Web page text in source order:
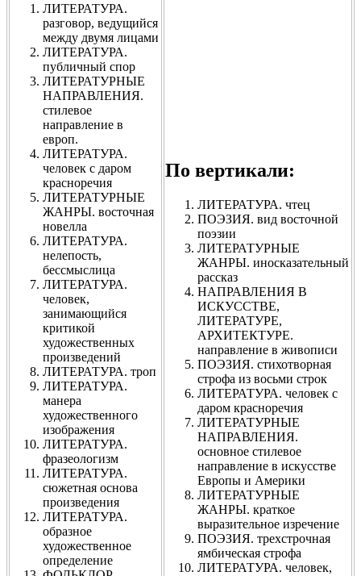
ЛИТЕРАТУРА.
разговор, ведущийся
между двумя лицами
ЛИТЕРАТУРА.
публичный спор
ЛИТЕРАТУРНЫЕ
НАПРАВЛЕНИЯ.
стилевое
направление в
европ.
ЛИТЕРАТУРА.
человек с даром
красноречия
ЛИТЕРАТУРНЫЕ
ЖАНРЫ. восточная
новелла
ЛИТЕРАТУРА.
нелепость,
бессмыслица
ЛИТЕРАТУРА.
человек,
занимающийся
критикой
художественных
произведений
ЛИТЕРАТУРА. троп
ЛИТЕРАТУРА.
манера
художественного
изображения
ЛИТЕРАТУРА.
фразеологизм
ЛИТЕРАТУРА.
сюжетная основа
произведения
ЛИТЕРАТУРА.
образное
художественное
определение
По вертикали:
ЛИТЕРАТУРА. чтец
ПОЭЗИЯ. вид восточной
поэзии
ЛИТЕРАТУРНЫЕ
ЖАНРЫ. иносказательный
рассказ
НАПРАВЛЕНИЯ В
ИСКУССТВЕ,
ЛИТЕРАТУРЕ,
АРХИТЕКТУРЕ.
направление в живописи
ПОЭЗИЯ. стихотворная
строфа из восьми строк
ЛИТЕРАТУРА. человек с
даром красноречия
ЛИТЕРАТУРНЫЕ
НАПРАВЛЕНИЯ.
основное стилевое
направление в искусстве
Европы и Америки
ЛИТЕРАТУРНЫЕ
ЖАНРЫ. краткое
выразительное изречение
ПОЭЗИЯ. трехстрочная
ямбическая строфа
ЛИТЕРАТУРА. человек,